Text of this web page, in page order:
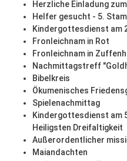
Herzliche Einladung
Helfer gesucht - 5.
Kindergottesdienst am
Fronleichnam in Rot
Fronleichnam in
Nachmittagstreff
Bibelkreis
Ökumenisches
Spielenachmittag
Kindergottesdienst am
Heiligsten Dreifaltigkeit
Außerordentlicher
Maiandachten